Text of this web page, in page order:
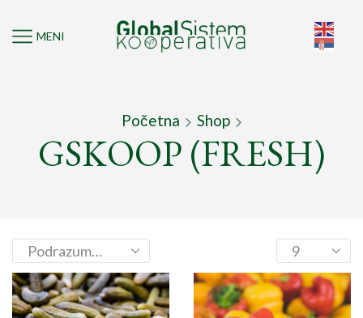
MENI
Početna Shop
GSKOOP (FRESH)